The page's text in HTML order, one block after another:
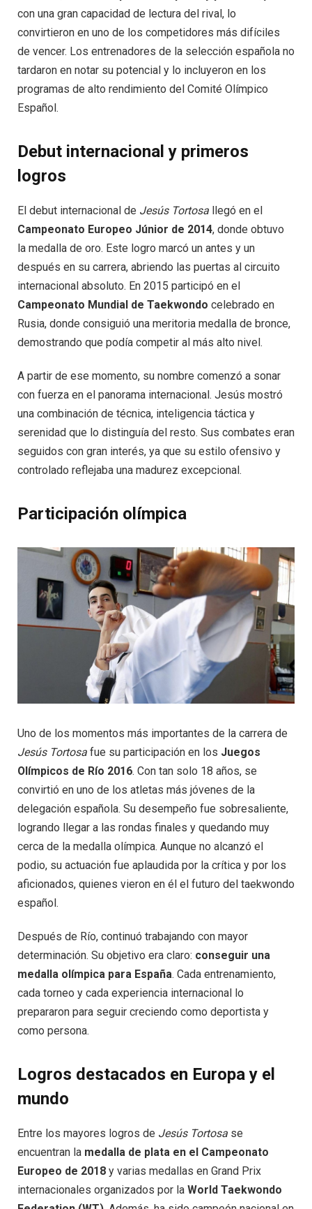
con una gran capacidad de lectura del rival, lo
convirtieron en uno de los competidores más difíciles
de vencer. Los entrenadores de la selección española no
tardaron en notar su potencial y lo incluyeron en los
programas de alto rendimiento del Comité Olímpico
Español.
Debut internacional y primeros
logros
El debut internacional de Jesús Tortosa llegó en el
Campeonato Europeo Júnior de 2014, donde obtuvo
la medalla de oro. Este logro marcó un antes y un
después en su carrera, abriendo las puertas al circuito
internacional absoluto. En 2015 participó en el
Campeonato Mundial de Taekwondo celebrado en
Rusia, donde consiguió una meritoria medalla de bronce,
demostrando que podía competir al más alto nivel.
A partir de ese momento, su nombre comenzó a sonar
con fuerza en el panorama internacional. Jesús mostró
una combinación de técnica, inteligencia táctica y
serenidad que lo distinguía del resto. Sus combates eran
seguidos con gran interés, ya que su estilo ofensivo y
controlado reflejaba una madurez excepcional.
Participación olímpica
Uno de los momentos más importantes de la carrera de
Jesús Tortosa fue su participación en los Juegos
Olímpicos de Río 2016. Con tan solo 18 años, se
convirtió en uno de los atletas más jóvenes de la
delegación española. Su desempeño fue sobresaliente,
logrando llegar a las rondas finales y quedando muy
cerca de la medalla olímpica. Aunque no alcanzó el
podio, su actuación fue aplaudida por la crítica y por los
aficionados, quienes vieron en él el futuro del taekwondo
español.
Después de Río, continuó trabajando con mayor
determinación. Su objetivo era claro: conseguir una
medalla olímpica para España. Cada entrenamiento,
cada torneo y cada experiencia internacional lo
prepararon para seguir creciendo como deportista y
como persona.
Logros destacados en Europa y el
mundo
Entre los mayores logros de Jesús Tortosa se
encuentran la medalla de plata en el Campeonato
Europeo de 2018 y varias medallas en Grand Prix
internacionales organizados por la World Taekwondo